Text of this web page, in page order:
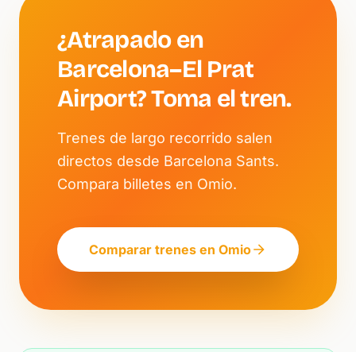
¿Atrapado en
Barcelona–El Prat
Airport? Toma el tren.
Trenes de largo recorrido salen
directos desde Barcelona Sants.
Compara billetes en Omio.
Comparar trenes en Omio